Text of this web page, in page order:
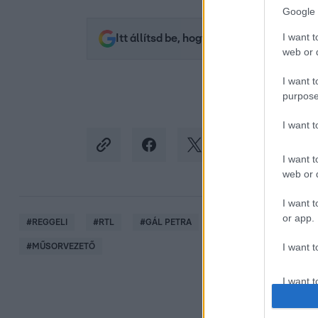
Google
I want
web or
I want
I want
I want
web or
I want
or app.
I want
I want
Itt állítsd be, hogy az RTL.hu az elsők
#REGGELI #RTL #GÁL PETRA ADÁSRÉSZLETEK
#MŰSORVEZETŐ